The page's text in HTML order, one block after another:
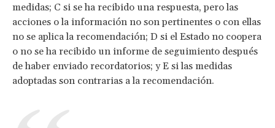
medidas; C si se ha recibido una respuesta, pero las
acciones o la información no son pertinentes o con ellas
no se aplica la recomendación; D si el Estado no coopera
o no se ha recibido un informe de seguimiento después
de haber enviado recordatorios; y E si las medidas
adoptadas son contrarias a la recomendación.